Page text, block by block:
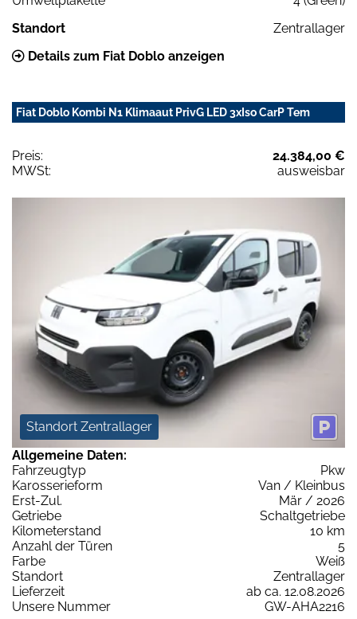
Standort
Zentrallager
Details zum Fiat Doblo anzeigen
Fiat Doblo Kombi N1 Klimaaut PrivG LED 3xIso CarP Tem
Preis:
24.384,00 €
MWSt:
ausweisbar
Standort Zentrallager
Allgemeine Daten:
Fahrzeugtyp
Pkw
Karosserieform
Van / Kleinbus
Erst-Zul.
Mär / 2026
Getriebe
Schaltgetriebe
Kilometerstand
10 km
Anzahl der Türen
5
Farbe
Weiß
Standort
Zentrallager
Lieferzeit
ab ca. 12.08.2026
Unsere Nummer
GW-AHA2216